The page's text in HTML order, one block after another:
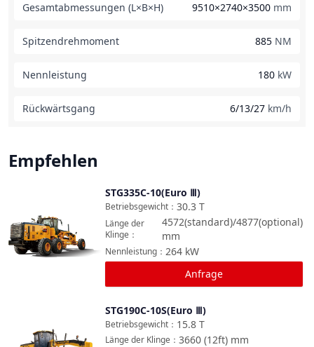
Gesamtabmessungen (L×B×H) 9510×2740×3500 mm
Spitzendrehmoment 885 NM
Nennleistung 180 kW
Rückwärtsgang 6/13/27 km/h
Empfehlen
STG335C-10(Euro Ⅲ)
30.3 T
Betriebsgewicht ：
4572(standard)/4877(optional)
mm
Länge der
Klinge ：
264 kW
Nennleistung ：
Anfrage
STG190C-10S(Euro Ⅲ)
15.8 T
Betriebsgewicht ：
3660 (12ft) mm
Länge der Klinge ：